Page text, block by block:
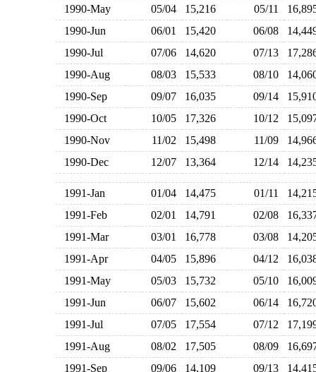
1990-May
05/04 15,216 05/11
1990-Jun
06/01 15,420 06/08
1990-Jul
07/06 14,620 07/13
1990-Aug
08/03 15,533 08/10
1990-Sep
09/07 16,035 09/14
1990-Oct
10/05 17,326 10/12
1990-Nov
11/02 15,498 11/09
1990-Dec
12/07 13,364 12/14
1991-Jan 01/04 14,475 01/11
1991-Feb
02/01 14,791 02/08
1991-Mar
03/01 16,778 03/08
1991-Apr
04/05 15,896 04/12
1991-May
05/03 15,732 05/10
1991-Jun
06/07 15,602 06/14
1991-Jul
07/05 17,554 07/12
1991-Aug
08/02 17,505 08/09
1991-Sep
09/06 14,109 09/13